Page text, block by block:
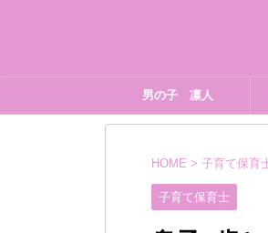
男の子 凛人
HOME > 子育て保育
子育て保育士